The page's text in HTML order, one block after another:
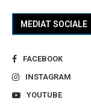
MEDIAT SOCIALE
FACEBOOK
INSTAGRAM
YOUTUBE